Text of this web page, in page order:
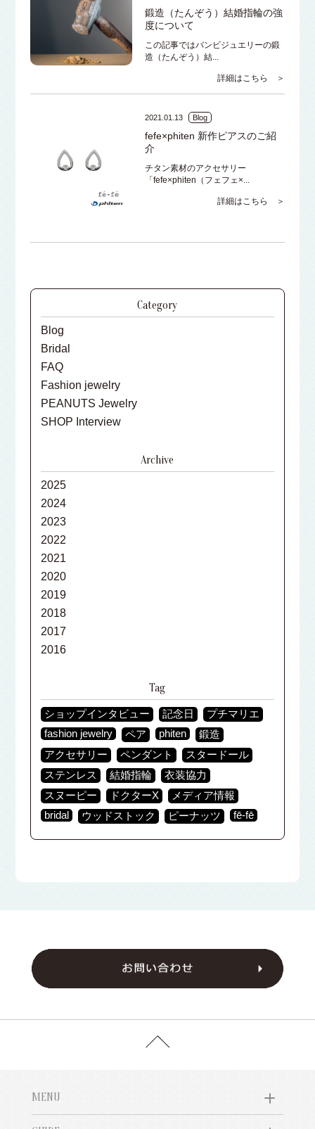
鍛造（たんぞう）結婚指輪の強
度について
この記事ではバンビジュエリーの鍛
造（たんぞう）結...
詳細はこちら ＞
2021.01.13 Blog
fefe×phiten 新作ピアスのご紹
介
チタン素材のアクセサリー
「fefe×phiten（フェフェ×...
詳細はこちら ＞
Category
Blog
Bridal
FAQ
Fashion jewelry
PEANUTS Jewelry
SHOP Interview
Archive
2025
2024
2023
2022
2021
2020
2019
2018
2017
2016
Tag
ショップインタビュー 記念日
プチマリエ
fashion jewelry
ペア phiten
鍛造
アクセサリー
ペンダント
スタードール
ステンレス
結婚指輪
衣装協力
スヌーピー
ドクターX
メディア情報
bridal
ウッドストック ピーナッツ fē-fē
MENU